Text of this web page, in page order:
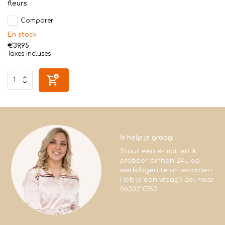
fleurs
Comparer
En stock
€39,95
Taxes incluses
Ik help je graag!
Stuur een e-mail en ik
probeer binnen 24u op
werkdagen te antwoorden.
Heb je een vraag? Bel naar
0630210762